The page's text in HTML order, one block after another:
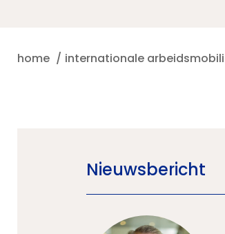
home internationale
Nieuwsbericht